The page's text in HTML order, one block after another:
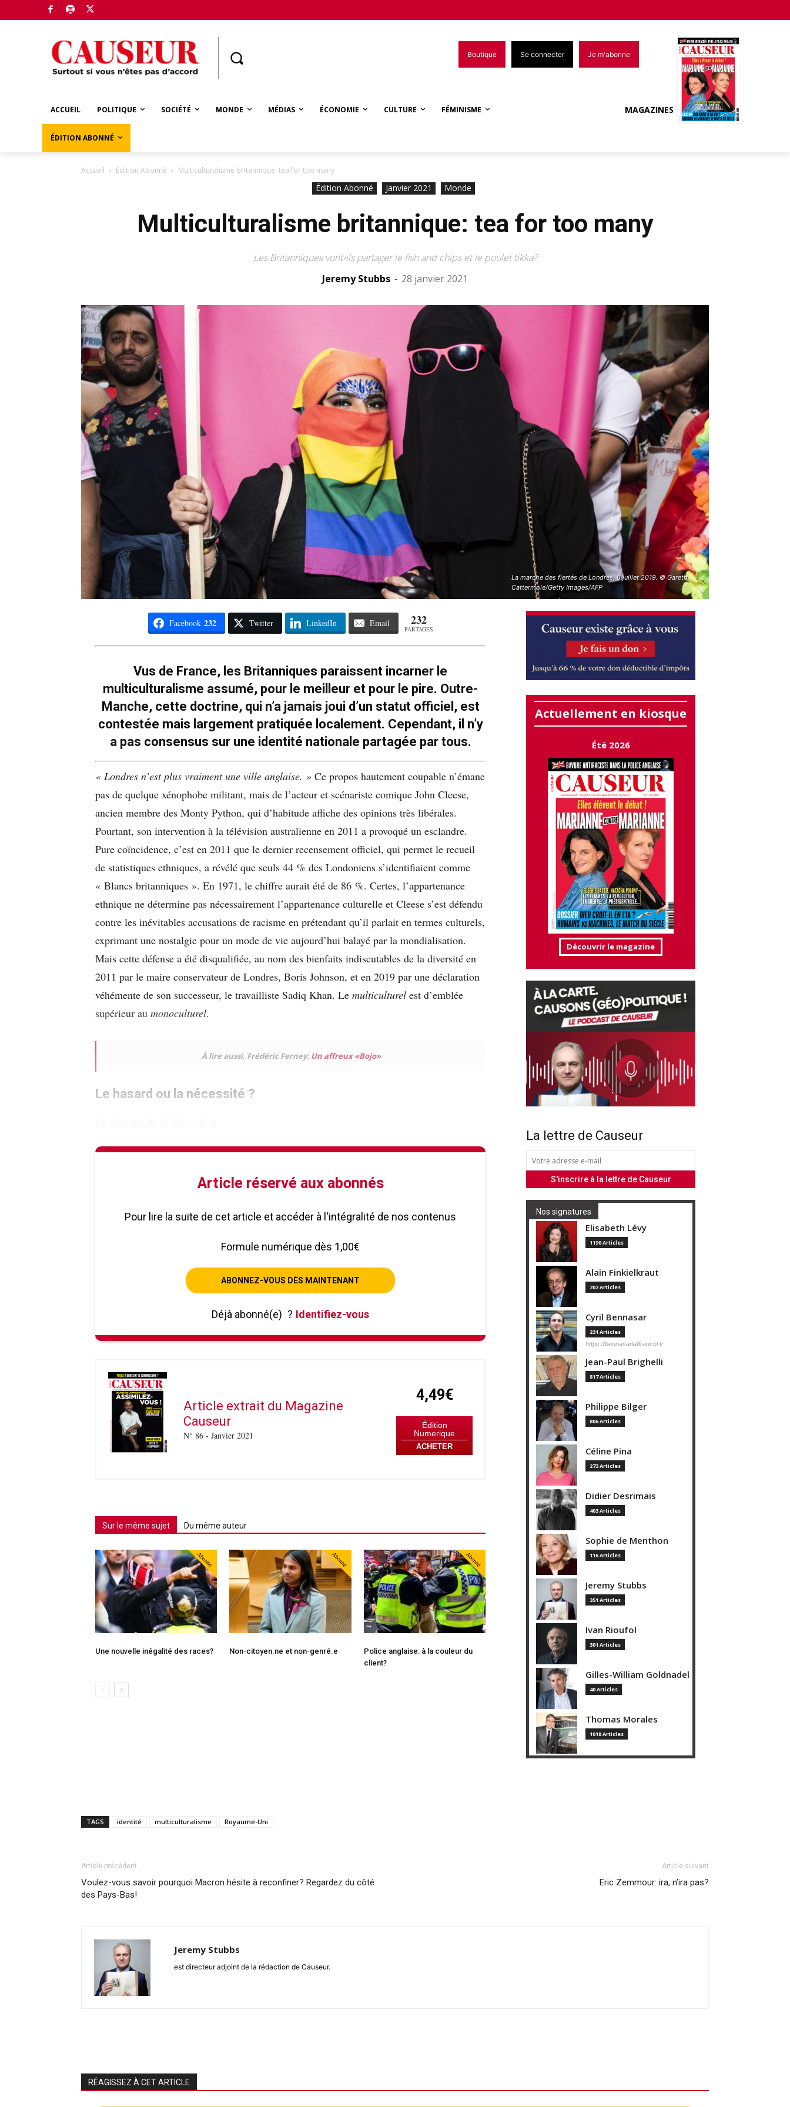
Boutique Se connecter Je m'abonne
ACCUEIL POLITIQUE SOCIÉTÉ MONDE MÉDIAS ÉCONOMIE CULTURE FÉMINISME
ÉDITION ABONNÉ
MAGAZINES
Accueil Édition Abonné Multiculturalisme britannique: tea for too many
Édition Abonné Janvier 2021 Monde
Multiculturalisme britannique: tea for too many
Les Britanniques vont-ils partager le fish and chips et le poulet tikka?
Jeremy Stubbs - 28 janvier 2021
La marche des fiertés de Londres, 6 juillet 2019. © Gareth
Cattermole/Getty Images/AFP
Facebook 232 Twitter LinkedIn Email 232
PARTAGES
Vus de France, les Britanniques paraissent incarner le
multiculturalisme assumé, pour le meilleur et pour le pire. Outre-
Manche, cette doctrine, qui n’a jamais joui d’un statut officiel, est
contestée mais largement pratiquée localement. Cependant, il n’y
a pas consensus sur une identité nationale partagée par tous.
« Londres n’est plus vraiment une ville anglaise. » Ce propos hautement coupable n’émane
pas de quelque xénophobe militant, mais de l’acteur et scénariste comique John Cleese,
ancien membre des Monty Python, qui d’habitude affiche des opinions très libérales.
Pourtant, son intervention à la télévision australienne en 2011 a provoqué un esclandre.
Pure coïncidence, c’est en 2011 que le dernier recensement officiel, qui permet le recueil
de statistiques ethniques, a révélé que seuls 44 % des Londoniens s’identifiaient comme
« Blancs britanniques ». En 1971, le chiffre aurait été de 86 %. Certes, l’appartenance
ethnique ne détermine pas nécessairement l’appartenance culturelle et Cleese s’est défendu
contre les inévitables accusations de racisme en prétendant qu’il parlait en termes culturels,
exprimant une nostalgie pour un mode de vie aujourd’hui balayé par la mondialisation.
Mais cette défense a été disqualifiée, au nom des bienfaits indiscutables de la diversité en
2011 par le maire conservateur de Londres, Boris Johnson, et en 2019 par une déclaration
véhémente de son successeur, le travailliste Sadiq Khan. Le multiculturel est d’emblée
supérieur au monoculturel.
À lire aussi, Frédéric Ferney:Un affreux «Bojo»
Le hasard ou la nécessité ?
Article réservé aux abonnés
Pour lire la suite de cet article et accéder à l'intégralité de nos contenus
Formule numérique dès 1,00€
ABONNEZ-VOUS DÈS MAINTENANT
Déjà abonné(e) ? Identifiez-vous
Article extrait du Magazine
Causeur
N° 86 - Janvier 2021
4,49€
Édition
Numerique
ACHETER
Sur le même sujet Du même auteur
Abonné
Une nouvelle inégalité des races?
Abonné
Non-citoyen.ne et non-genré.e
Abonné
Police anglaise: à la couleur du
client?
Actuellement en kiosque
Été 2026
Découvrir le magazine
La lettre de Causeur
Nos signatures
Elisabeth Lévy
1190 Articles
Alain Finkielkraut
202 Articles
Cyril Bennasar
231 Articles
https://bennasarlaffranchi.fr
Jean-Paul Brighelli
817 Articles
Philippe Bilger
806 Articles
Céline Pina
273 Articles
Didier Desrimais
403 Articles
Sophie de Menthon
116 Articles
Jeremy Stubbs
351 Articles
Ivan Rioufol
301 Articles
Gilles-William Goldnadel
40 Articles
Thomas Morales
1018 Articles
TAGS identité multiculturalisme Royaume-Uni
Article précédent
Voulez-vous savoir pourquoi Macron hésite à reconfiner? Regardez du côté
des Pays-Bas!
Article suivant
Eric Zemmour: ira, n’ira pas?
Jeremy Stubbs
est directeur adjoint de la rédaction de Causeur.
RÉAGISSEZ À CET ARTICLE